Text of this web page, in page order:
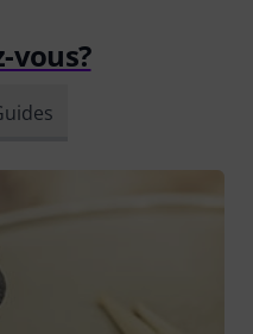
vous?